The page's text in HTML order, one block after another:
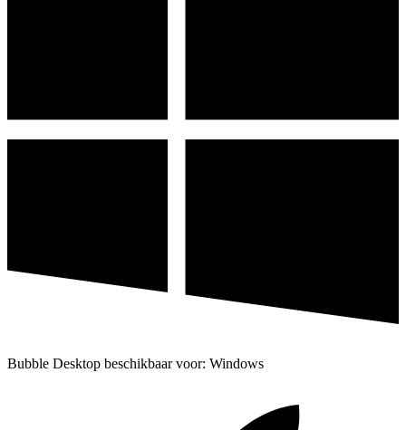
Bubble Desktop beschikbaar voor: Windows